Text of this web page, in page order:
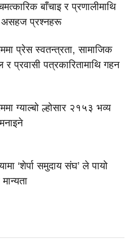
बाँचाइ र प्रणालीमाथि
प्रश्नहरू
प्रेस स्वतन्त्रता, सामाजिक
र प्रवासी पत्रकारितामाथि गहन
ग्याल्बो ल्होसार २१५३ भव्य
‘शेर्पा समुदाय संघ’ ले पायो